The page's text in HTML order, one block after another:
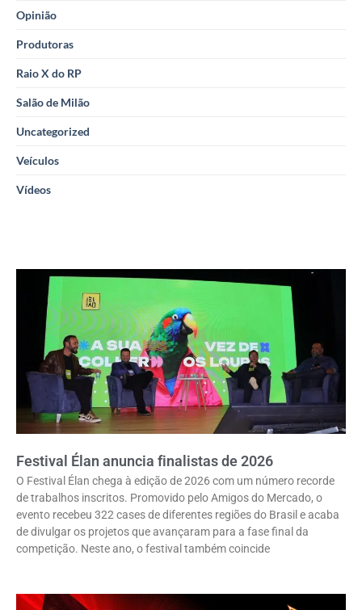
Opinião
Produtoras
Raio X do RP
Salão de Milão
Uncategorized
Veículos
Vídeos
Festival Élan anuncia finalistas de 2026
O Festival Élan chega à edição de 2026 com um número recorde
de trabalhos inscritos. Promovido pelo Amigos do Mercado, o
evento recebeu 322 cases de diferentes regiões do Brasil e acaba
de divulgar os projetos que avançaram para a fase final da
competição. Neste ano, o festival também coincide